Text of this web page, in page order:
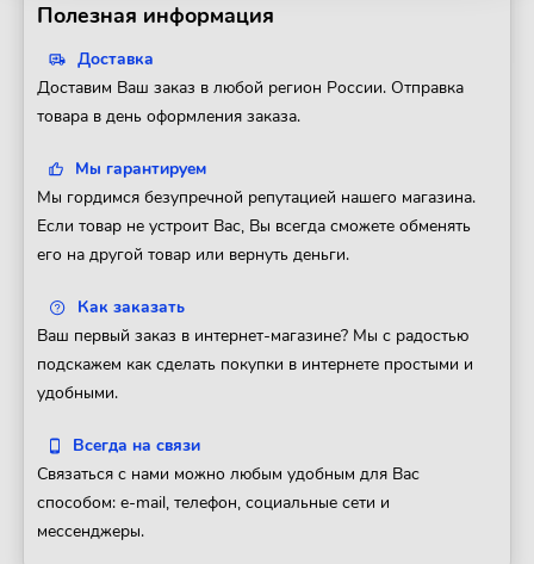
Полезная информация
Доставка
Доставим Ваш заказ в любой регион России. Отправка
товара в день оформления заказа.
Мы гарантируем
Мы гордимся безупречной репутацией нашего магазина.
Если товар не устроит Вас, Вы всегда сможете обменять
его на другой товар или вернуть деньги.
Как заказать
Ваш первый заказ в интернет-магазине? Мы с радостью
подскажем как сделать покупки в интернете простыми и
удобными.
Всегда на связи
Связаться с нами можно любым удобным для Вас
способом: e-mail, телефон, социальные сети и
мессенджеры.